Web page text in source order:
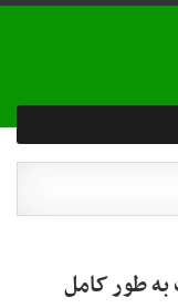
به طور کامل